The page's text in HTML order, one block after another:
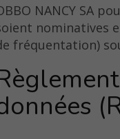
NANCY SA
nominatives
fréquentation)